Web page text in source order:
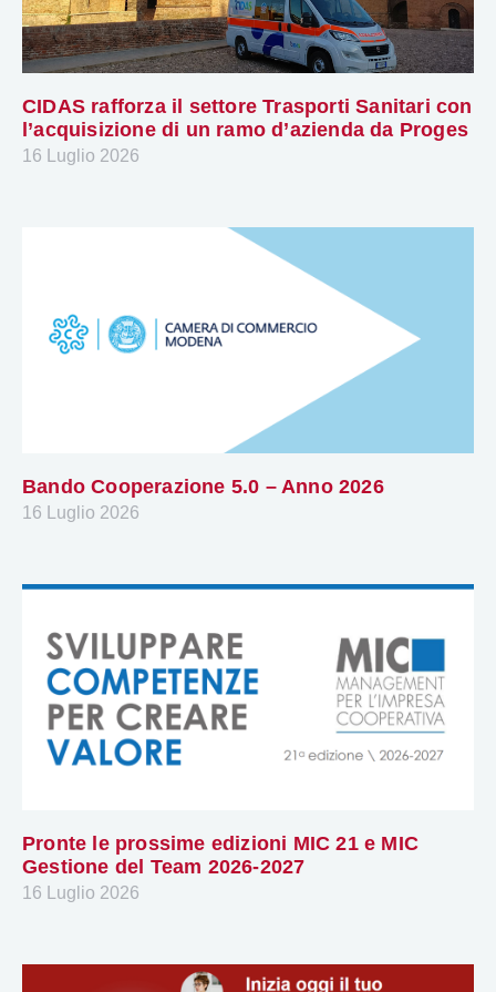
CIDAS rafforza il settore Trasporti Sanitari con
l’acquisizione di un ramo d’azienda da Proges
16 Luglio 2026
Bando Cooperazione 5.0 – Anno 2026
16 Luglio 2026
Pronte le prossime edizioni MIC 21 e MIC
Gestione del Team 2026-2027
16 Luglio 2026